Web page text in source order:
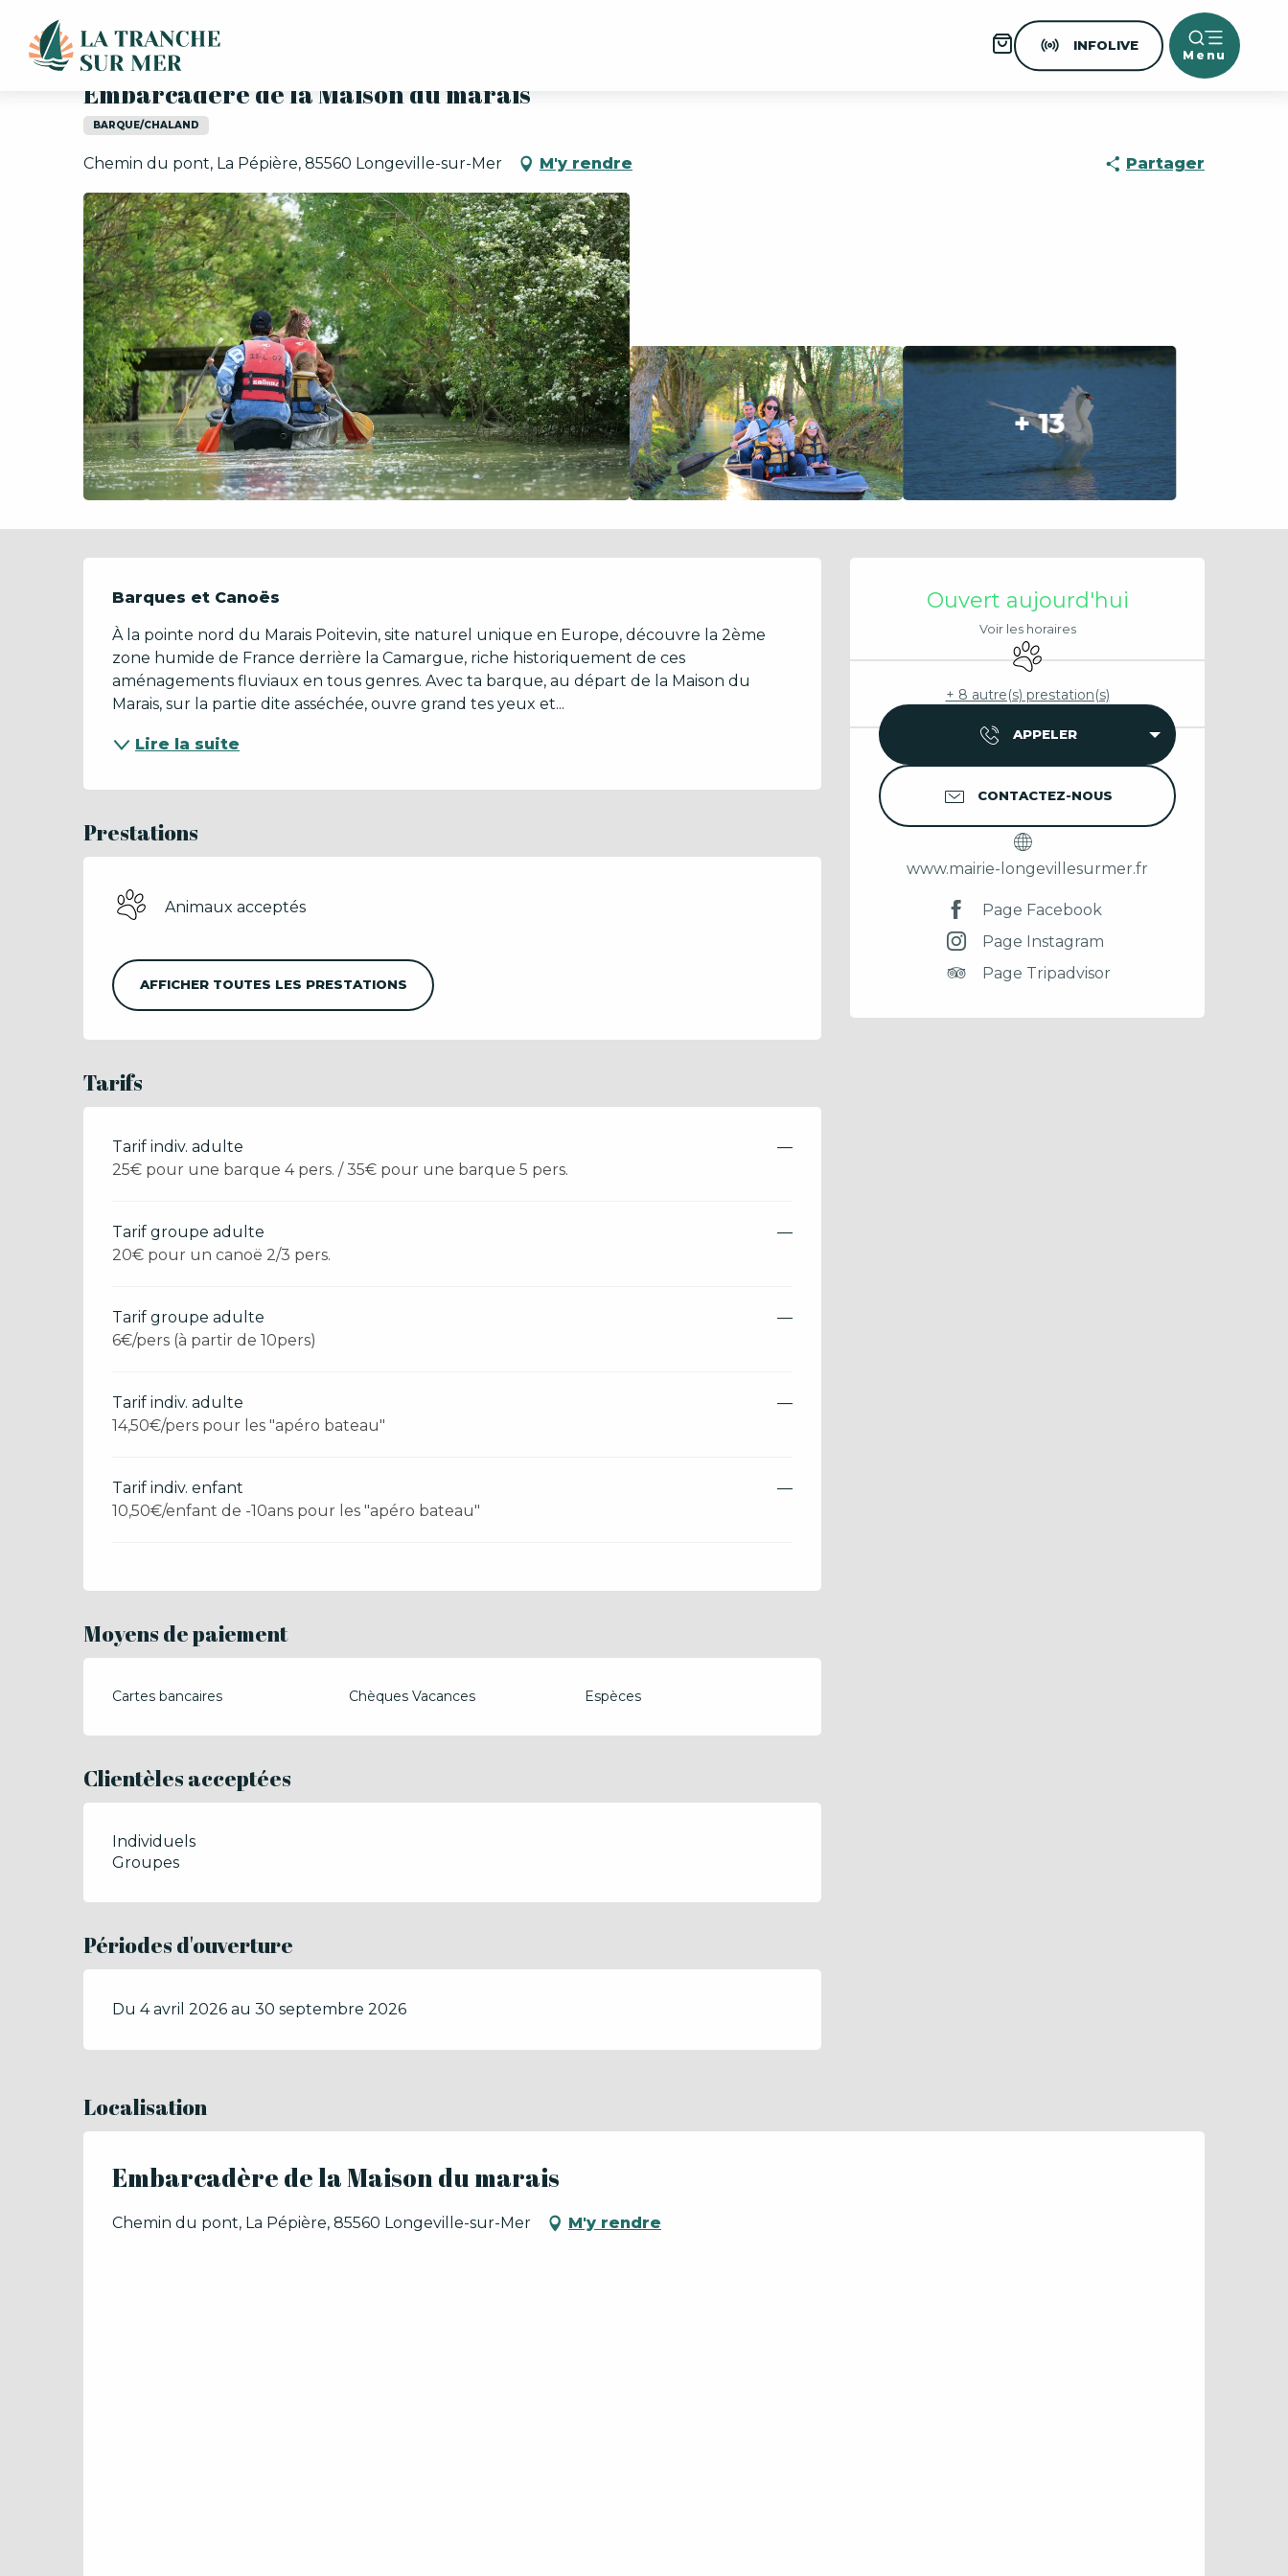
contenu
INFOLIVE
Menu
Embarcadère de la Maison du marais
BARQUE/CHALAND
Chemin du pont, La Pépière, 85560 Longeville-sur-Mer M'y rendre Partager
+ 13
Ouverture et coordonnées
Ouvert aujourd'hui
Voir les horaires
Animaux acceptés
+ 8 autre(s) prestation(s)
APPELER
CONTACTEZ-NOUS
www.mairie-longevillesurmer.fr
Page Facebook
Page Instagram
Page Tripadvisor
Description
Barques et Canoës
À la pointe nord du Marais Poitevin, site naturel unique en Europe, découvre la 2ème
zone humide de France derrière la Camargue, riche historiquement de ces
aménagements fluviaux en tous genres. Avec ta barque, au départ de la Maison du
Marais, sur la partie dite asséchée, ouvre grand tes yeux et...
Lire la suite
Prestations
Animaux acceptés
AFFICHER TOUTES LES PRESTATIONS
Tarifs
Tarif indiv. adulte
25€ pour une barque 4 pers. / 35€ pour une barque 5 pers.
—
Tarif groupe adulte
20€ pour un canoë 2/3 pers.
—
Tarif groupe adulte
6€/pers (à partir de 10pers)
—
Tarif indiv. adulte
14,50€/pers pour les "apéro bateau"
—
Tarif indiv. enfant
10,50€/enfant de -10ans pour les "apéro bateau"
—
Moyens de paiement
Cartes bancaires Chèques Vacances Espèces
Clientèles acceptées
Individuels
Groupes
Périodes d'ouverture
Du 4 avril 2026 au 30 septembre 2026
Localisation
Embarcadère de la Maison du marais
Chemin du pont, La Pépière, 85560 Longeville-sur-Mer M'y rendre